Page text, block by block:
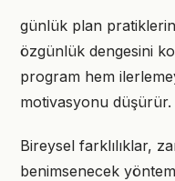
günlük plan
özgünlük dengesini
program hem
motivasyonu düşürür.
Bireysel farklılıklar,
benimsenecek